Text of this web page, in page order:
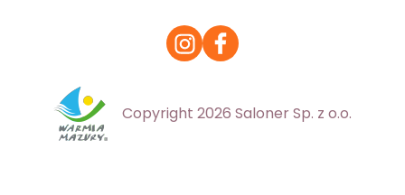
Copyright 2026 Saloner Sp. z o.o.